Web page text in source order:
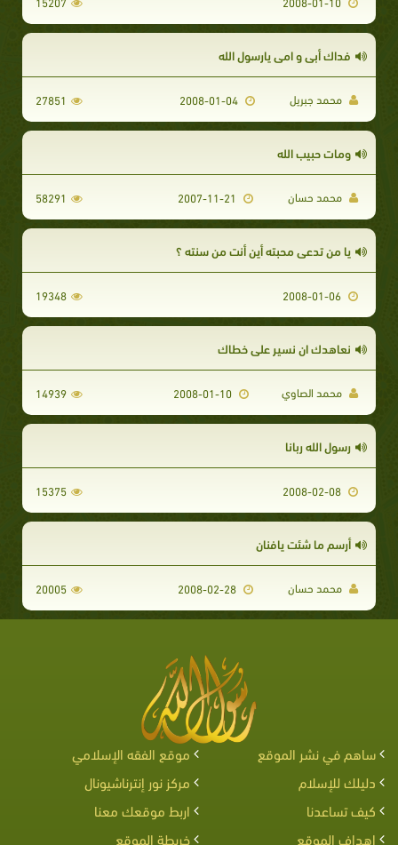
فداك أبي و امي يارسول الله
محمد جبريل 2008-01-04
27851
ومات حبيب الله
محمد حسان 58291
يا من تدعي محبته أين أنت من سنته ؟
19348
نعاهدك ان نسير علي خطاك
محمد الصاوي 2008-01-10
14939
رسول الله ربانا
15375
أرسم ما شئت يافنان
محمد حسان 20005
ساهم في نشر الموقع
موقع الفقه الإسلامي
دليلك للإسلام
مركز نور إنترناشيونال
كيف تساعدنا
اربط موقعك معنا
اهداف الموقع
خريطة الموقع